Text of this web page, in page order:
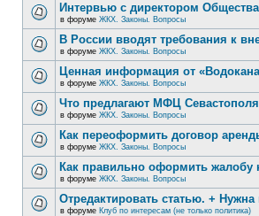
Интервью с директором
в форуме ЖКХ. Законы. Вопросы
В России вводят требования к
в форуме ЖКХ. Законы. Вопросы
Ценная информация от
в форуме ЖКХ. Законы. Вопросы
Что предлагают МФЦ
в форуме ЖКХ. Законы. Вопросы
Как переоформить договор
в форуме ЖКХ. Законы. Вопросы
Как правильно оформить жалобу
в форуме ЖКХ. Законы. Вопросы
Отредактировать статью. + Нужна
в форуме Клуб по интересам (не только политика)